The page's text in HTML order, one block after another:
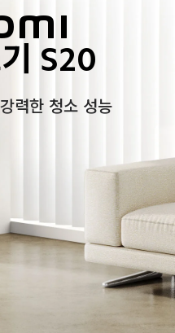
S20
력한 청소 성능